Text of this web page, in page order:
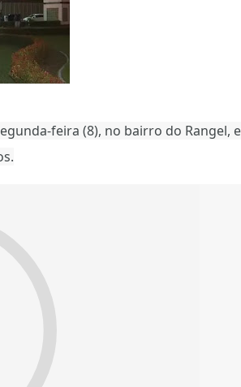
feira (8), no bairro do Rangel,